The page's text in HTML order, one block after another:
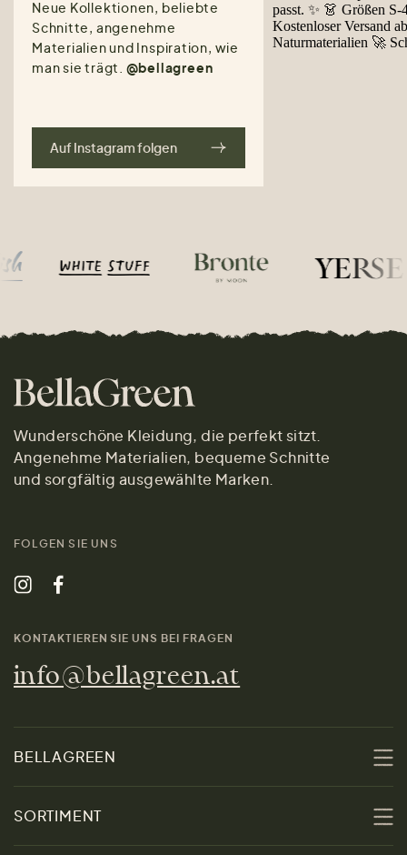
Neue Kollektionen, beliebte
Schnitte, angenehme
Materialien und Inspiration, wie
man sie trägt. @bellagreen
Auf Instagram folgen
Wunderschöne Kleidung, die perfekt sitzt.
Angenehme Materialien, bequeme Schnitte
und sorgfältig ausgewählte Marken.
FOLGEN SIE UNS
KONTAKTIEREN SIE UNS BEI FRAGEN
info@bellagreen.at
BELLAGREEN
Über uns
Nachhaltigkeit
SORTIMENT